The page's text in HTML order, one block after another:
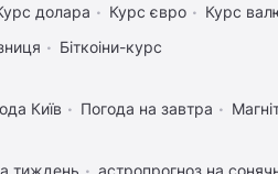
долара Курс євро Курс
Біткоіни-курс
Київ Погода на завтра
тиждень астропрогноз на